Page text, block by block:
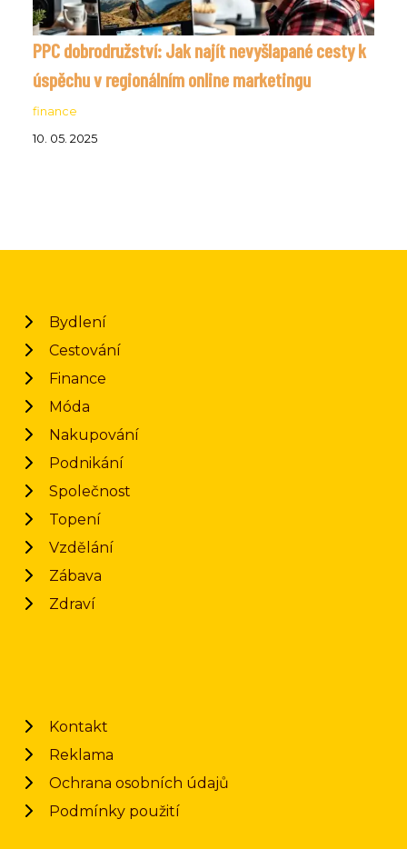
PPC dobrodružství: Jak najít nevyšlapané cesty k
úspěchu v regionálním online marketingu
finance
10. 05. 2025
Bydlení
Cestování
Finance
Móda
Nakupování
Podnikání
Společnost
Topení
Vzdělání
Zábava
Zdraví
Kontakt
Reklama
Ochrana osobních údajů
Podmínky použití